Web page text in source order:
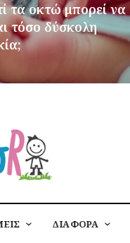
τα οκτώ μπορεί να
τόσο δύσκολη
ΔΙΑΦΟΡΑ